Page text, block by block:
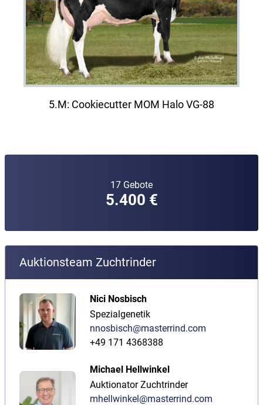
5.M: Cookiecutter MOM Halo VG-88
17 Gebote
5.400 €
Auktionsteam Zuchtrinder
Nici Nosbisch
Spezialgenetik
nnosbisch@masterrind.com
+49 171 4368388
Michael Hellwinkel
Auktionator Zuchtrinder
mhellwinkel@masterrind.com